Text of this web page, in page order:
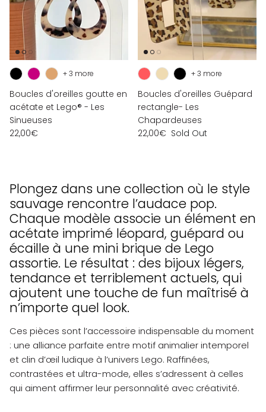
Boucles d'oreilles goutte en
acétate et Lego® - Les
Sinueuses
22,00€
+ 3 more
Boucles d'oreilles Guépard
rectangle- Les
Chapardeuses
22,00€ Sold Out
+ 3 more
Plongez dans une collection où le style
sauvage rencontre l’audace pop.
Chaque modèle associe un élément en
acétate imprimé léopard, guépard ou
écaille à une mini brique de Lego
assortie. Le résultat : des bijoux légers,
tendance et terriblement actuels, qui
ajoutent une touche de fun maîtrisé à
n’importe quel look.
Ces pièces sont l’accessoire indispensable du moment
: une alliance parfaite entre motif animalier intemporel
et clin d’œil ludique à l’univers Lego. Raffinées,
contrastées et ultra-mode, elles s’adressent à celles
qui aiment affirmer leur personnalité avec créativité.